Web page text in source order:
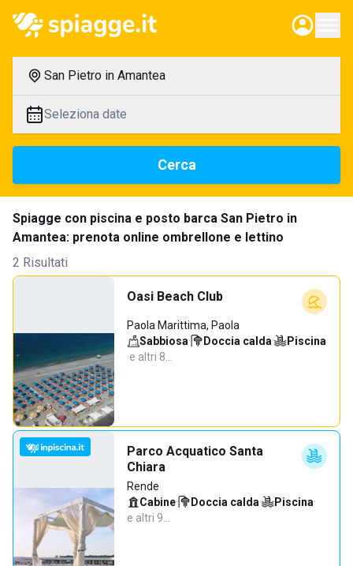
San Pietro in Amantea
Seleziona date
Cerca
Spiagge con piscina e posto barca San Pietro in
Amantea: prenota online ombrellone e lettino
2 Risultati
Oasi Beach Club
Paola Marittima, Paola
Sabbiosa· Doccia calda·
Piscina
·e altri 8…
Parco Acquatico Santa
Chiara
Rende
Cabine· Doccia calda· Piscina·
e altri 9…